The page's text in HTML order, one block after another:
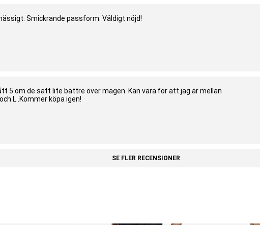
Smickrande passform. Väldigt nöjd!
5 om de satt lite bättre över magen. Kan vara för att jag är mellan
L .Kommer köpa igen!
SE FLER RECENSIONER